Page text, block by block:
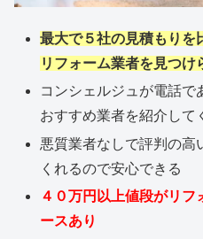
最大で５社の見積もりを
リフォーム業者を見つけ
コンシェルジュが電話で
おすすめ業者を紹介して
悪質業者なしで評判の高
くれるので安心できる
４０万円以上値段がリ
ースあり